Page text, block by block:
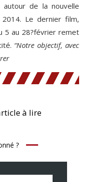
autour de la nouvelle
Le dernier film,
5 au 28?février remet
“Notre objectif, avec
à lire
?